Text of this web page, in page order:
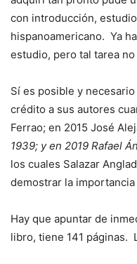
con introducción,
hispanoamericano. Ya
estudio, pero tal tarea
Sí es posible y
crédito a sus autores
Ferrao; en 2015 José
1939; y en 2019 Rafael
los cuales Salazar
demostrar la
Hay que apuntar de
libro, tiene 141 páginas.